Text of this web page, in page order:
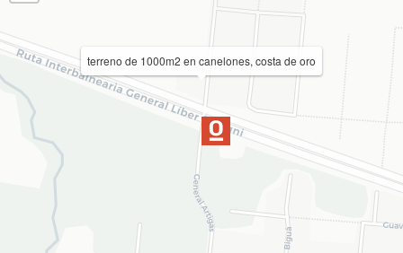
terreno de 1000m2 en canelones, costa de oro